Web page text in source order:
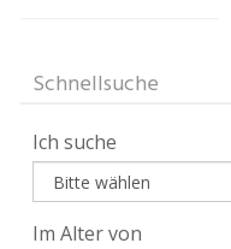
Schnellsuche
Ich suche
Im Alter von